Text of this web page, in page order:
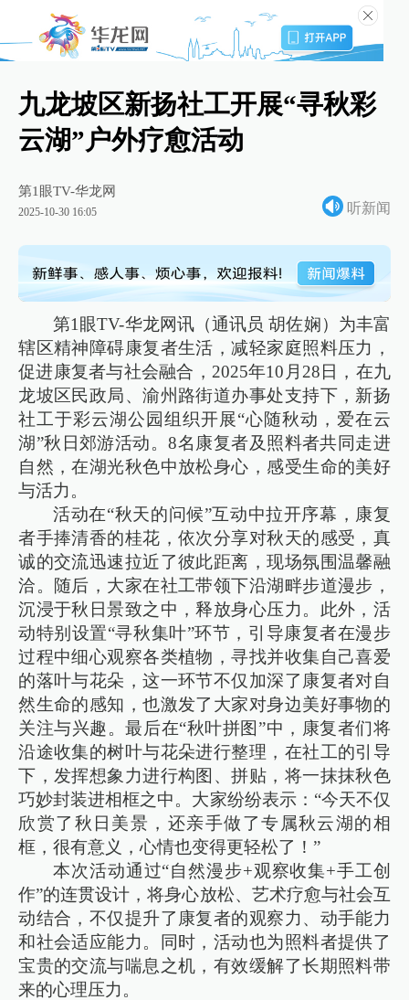
九龙坡区新扬社工开展“寻秋彩
云湖”户外疗愈活动
第1眼TV-华龙网
2025-10-30 16:05 听新闻
第1眼TV-华龙网讯（通讯员 胡佐娴）为丰富
辖区精神障碍康复者生活，减轻家庭照料压力，
促进康复者与社会融合，2025年10月28日，在九
龙坡区民政局、渝州路街道办事处支持下，新扬
社工于彩云湖公园组织开展“心随秋动，爱在云
湖”秋日郊游活动。8名康复者及照料者共同走进
自然，在湖光秋色中放松身心，感受生命的美好
与活力。
活动在“秋天的问候”互动中拉开序幕，康复
者手捧清香的桂花，依次分享对秋天的感受，真
诚的交流迅速拉近了彼此距离，现场氛围温馨融
洽。随后，大家在社工带领下沿湖畔步道漫步，
沉浸于秋日景致之中，释放身心压力。此外，活
动特别设置“寻秋集叶”环节，引导康复者在漫步
过程中细心观察各类植物，寻找并收集自己喜爱
的落叶与花朵，这一环节不仅加深了康复者对自
然生命的感知，也激发了大家对身边美好事物的
关注与兴趣。最后在“秋叶拼图”中，康复者们将
沿途收集的树叶与花朵进行整理，在社工的引导
下，发挥想象力进行构图、拼贴，将一抹抹秋色
巧妙封装进相框之中。大家纷纷表示：“今天不仅
欣赏了秋日美景，还亲手做了专属秋云湖的相
框，很有意义，心情也变得更轻松了！”
本次活动通过“自然漫步+观察收集+手工创
作”的连贯设计，将身心放松、艺术疗愈与社会互
动结合，不仅提升了康复者的观察力、动手能力
和社会适应能力。同时，活动也为照料者提供了
宝贵的交流与喘息之机，有效缓解了长期照料带
来的心理压力。